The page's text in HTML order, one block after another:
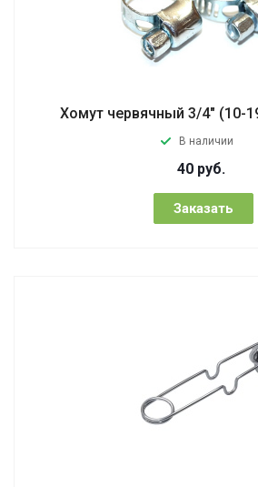
Хомут червячный 3/4" (10-
В наличии
40 руб.
Заказать